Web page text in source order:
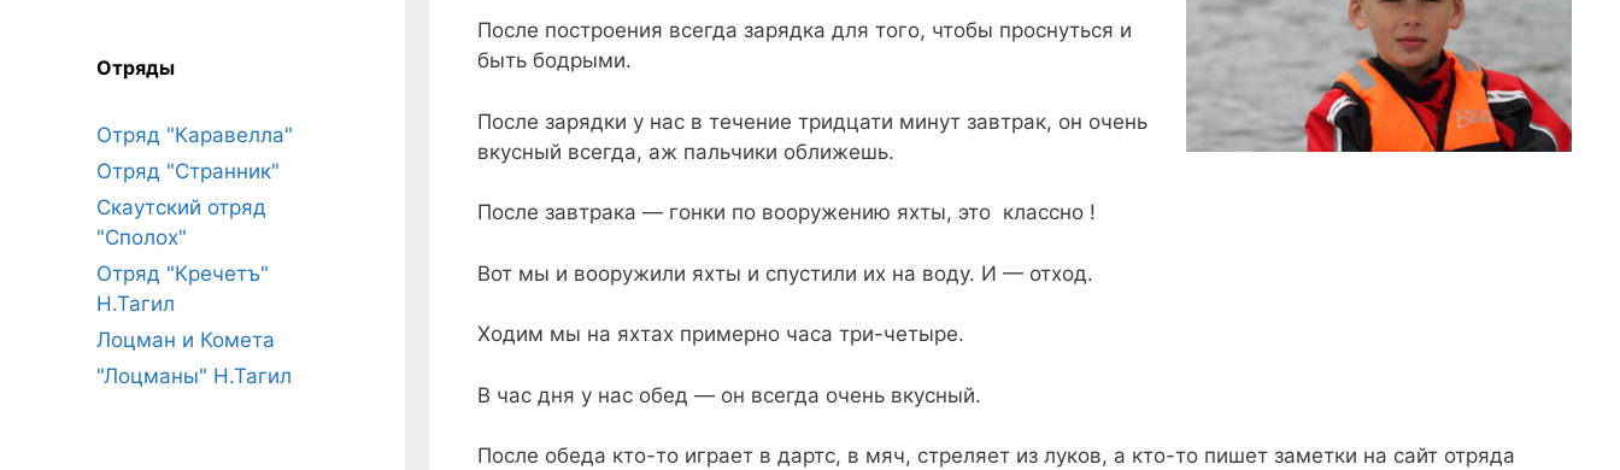
После построения всегда зарядка для того, чтобы проснуться и
быть бодрыми.
После зарядки у нас в течение тридцати минут завтрак, он очень
вкусный всегда, аж пальчики оближешь.
После завтрака — гонки по вооружению яхты, это классно !
Вот мы и вооружили яхты и спустили их на воду. И — отход.
Ходим мы на яхтах примерно часа три-четыре.
В час дня у нас обед — он всегда очень вкусный.
После обеда кто-то играет в дартс, в мяч, стреляет из луков, а кто-то пишет заметки на сайт отряда
Отряды
Отряд "Каравелла"
Отряд "Странник"
Скаутский отряд
"Сполох"
Отряд "Кречетъ"
Н.Тагил
Лоцман и Комета
"Лоцманы" Н.Тагил